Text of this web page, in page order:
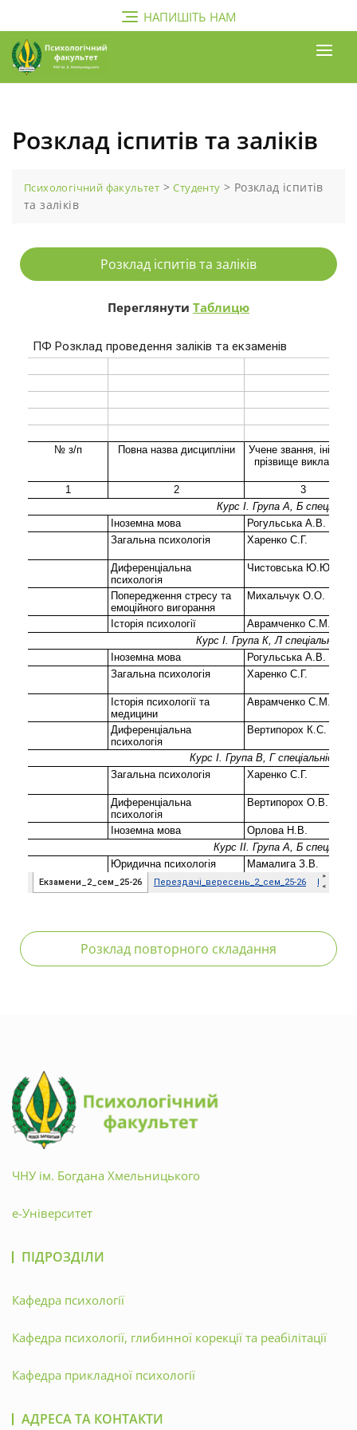
НАПИШІТЬ НАМ
Розклад іспитів та заліків
Психологічний факультет >Студенту > Розклад іспитів
та заліків
Розклад іспитів та заліків
Розклад повторного складання
Переглянути Таблицю
ЧНУ ім. Богдана Хмельницького
е-Університет
ПІДРОЗДІЛИ
Кафедра психології
Кафедра психології, глибинної корекції та реабілітації
Кафедра прикладної психології
АДРЕСА ТА КОНТАКТИ